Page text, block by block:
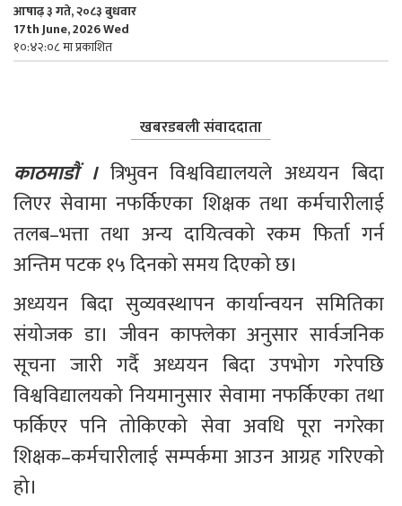
आषाढ़ ३ गते, २०८३ बुधवार
17th June, 2026 Wed
१०:४२:०८ मा प्रकाशित
खबरडबली संवाददाता
काठमाडौं । त्रिभुवन विश्वविद्यालयले अध्ययन बिदा
लिएर सेवामा नफर्किएका शिक्षक तथा कर्मचारीलाई
तलब–भत्ता तथा अन्य दायित्वको रकम फिर्ता गर्न
अन्तिम पटक १५ दिनको समय दिएको छ।
अध्ययन बिदा सुव्यवस्थापन कार्यान्वयन समितिका
संयोजक डा। जीवन काफ्लेका अनुसार सार्वजनिक
सूचना जारी गर्दै अध्ययन बिदा उपभोग गरेपछि
विश्वविद्यालयको नियमानुसार सेवामा नफर्किएका तथा
फर्किएर पनि तोकिएको सेवा अवधि पूरा नगरेका
शिक्षक–कर्मचारीलाई सम्पर्कमा आउन आग्रह गरिएको
हो।